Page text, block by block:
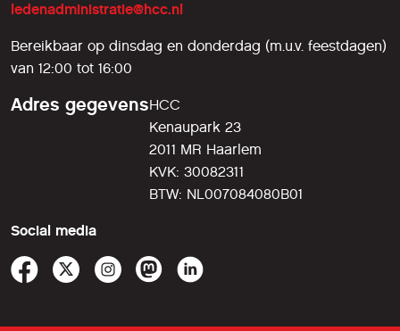
ledenadministratie@hcc.nl
Bereikbaar op dinsdag en donderdag (m.u.v. feestdagen)
van 12:00 tot 16:00
Adres gegevensHCC
Kenaupark 23
2011 MR Haarlem
KVK: 30082311
BTW: NL007084080B01
Social media